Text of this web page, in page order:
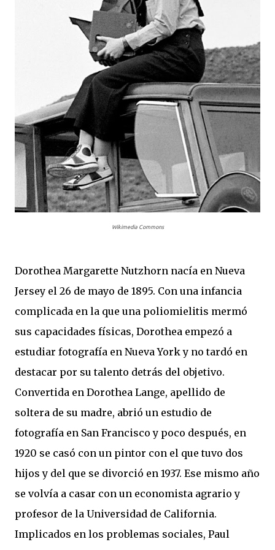
Wikimedia Commons
Dorothea Margarette Nutzhorn nacía en Nueva
Jersey el 26 de mayo de 1895. Con una infancia
complicada en la que una poliomielitis mermó
sus capacidades físicas, Dorothea empezó a
estudiar fotografía en Nueva York y no tardó en
destacar por su talento detrás del objetivo.
Convertida en Dorothea Lange, apellido de
soltera de su madre, abrió un estudio de
fotografía en San Francisco y poco después, en
1920 se casó con un pintor con el que tuvo dos
hijos y del que se divorció en 1937. Ese mismo año
se volvía a casar con un economista agrario y
profesor de la Universidad de California.
Implicados en los problemas sociales, Paul